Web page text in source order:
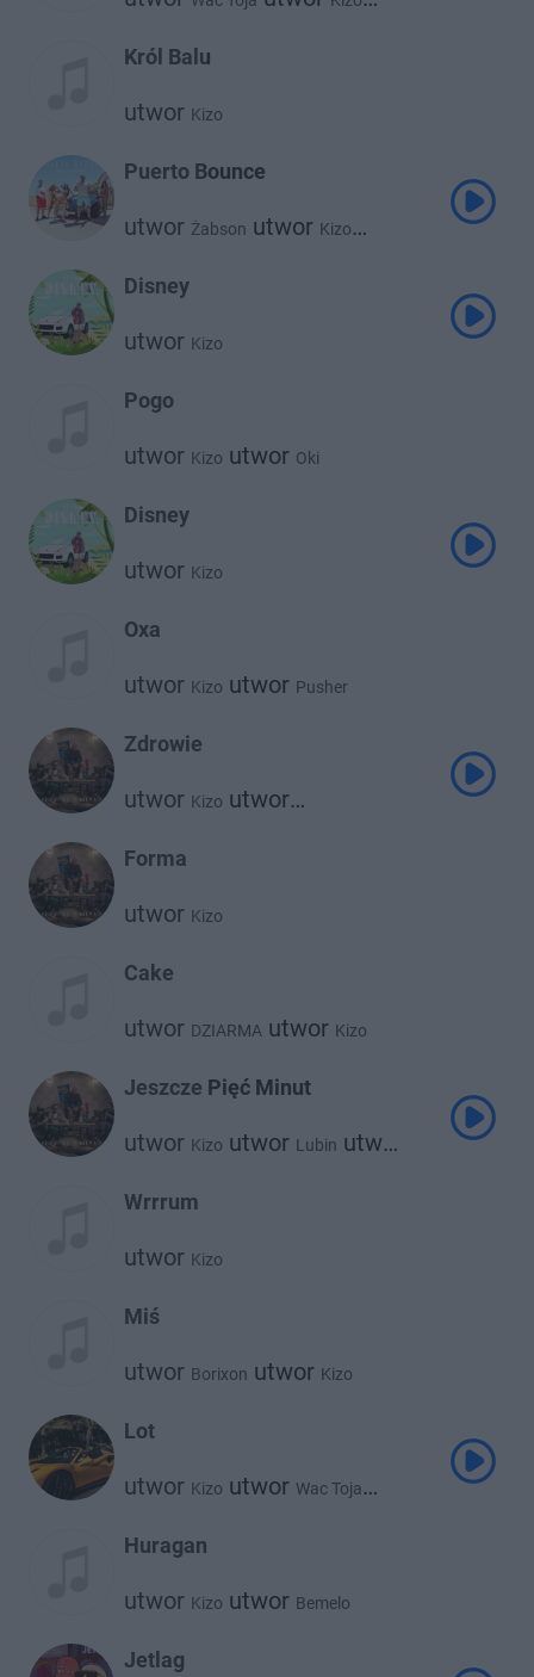
Król Balu
utwor Kizo
Puerto Bounce
utwor Żabson utwor Kizo
Vladimir Cauchemar
Disney
utwor Kizo
Pogo
utwor Kizo utwor Oki
Disney
utwor Kizo
Oxa
utwor Kizo utwor Pusher
Zdrowie
utwor Kizo utwor
Forma
utwor Kizo
Cake
utwor DZIARMA utwor Kizo
Jeszcze Pięć Minut
utwor Kizo utwor Lubin utwor
Wrrrum
utwor Kizo
Miś
utwor Borixon utwor Kizo
Lot
utwor Kizo utwor Wac Toja
Huragan
utwor Kizo utwor Bemelo
Jetlag